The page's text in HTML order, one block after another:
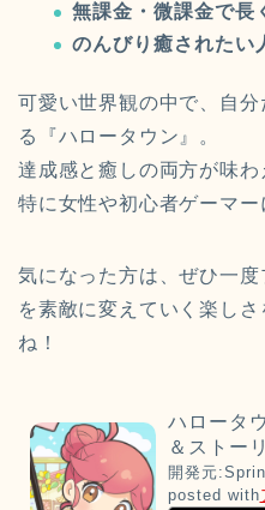
無課金・微課金で長
のんびり癒されたい
可愛い世界観の中で、自
る『ハロータウン』。
達成感と癒しの両方が味わ
特に女性や初心者ゲーマー
気になった方は、ぜひ一
を素敵に変えていく楽し
ね！
ハロータ
＆ストー
開発元:
posted with